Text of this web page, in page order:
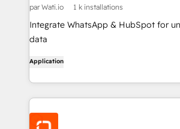
par Wati.io 1 k installations
Integrate WhatsApp & HubSpot for
data
Application